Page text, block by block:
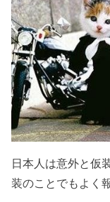
日本人は意外と仮
装のことでもよく